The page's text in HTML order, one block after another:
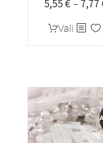
5,55€ – 7,77
Vali Sellel
tootel
saab
teha